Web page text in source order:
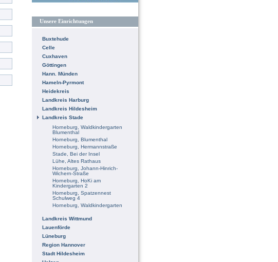
Unsere Einrichtungen
Buxtehude
Celle
Cuxhaven
Göttingen
Hann. Münden
Hameln-Pyrmont
Heidekreis
Landkreis Harburg
Landkreis Hildesheim
Landkreis Stade
Horneburg, Waldkindergarten
Blumenthal
Horneburg, Blumenthal
Horneburg, Hermannstraße
Stade, Bei der Insel
Lühe, Altes Rathaus
Horneburg, Johann-Hinrich-
Wichern-Straße
Horneburg, HoKi am
Kindergarten 2
Horneburg, Spatzennest
Schulweg 4
Horneburg, Waldkindergarten
Landkreis Wittmund
Lauenförde
Lüneburg
Region Hannover
Stadt Hildesheim